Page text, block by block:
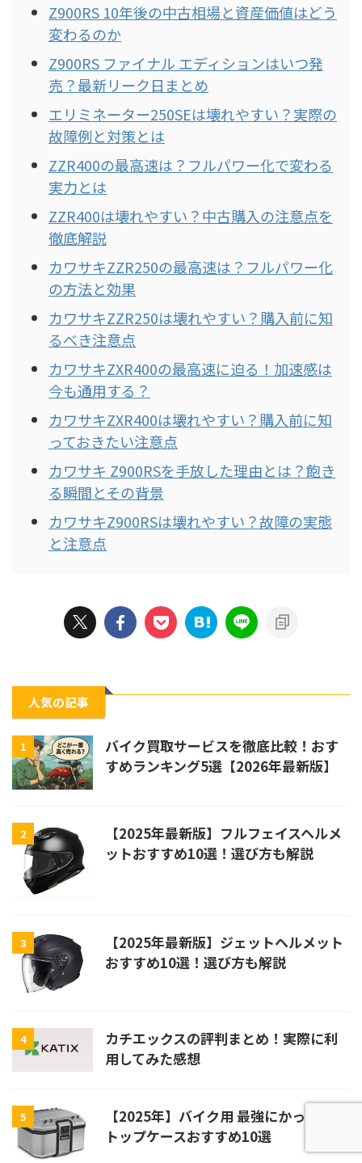
Z900RS 10年後の中古相場と資産価値はどう
変わるのか
Z900RS ファイナル エディションはいつ発
売？最新リーク日まとめ
エリミネーター250SEは壊れやすい？実際の
故障例と対策とは
ZZR400の最高速は？フルパワー化で変わる
実力とは
ZZR400は壊れやすい？中古購入の注意点を
徹底解説
カワサキZZR250の最高速は？フルパワー化
の方法と効果
カワサキZZR250は壊れやすい？購入前に知
るべき注意点
カワサキZXR400の最高速に迫る！加速感は
今も通用する？
カワサキZXR400は壊れやすい？購入前に知
っておきたい注意点
カワサキ Z900RSを手放した理由とは？飽き
る瞬間とその背景
カワサキZ900RSは壊れやすい？故障の実態
と注意点
人気の記事
1
バイク買取サービスを徹底比較！おす
すめランキング5選【2026年最新版】
2
【2025年最新版】フルフェイスヘルメ
ットおすすめ10選！選び方も解説
3
【2025年最新版】ジェットヘルメット
おすすめ10選！選び方も解説
4
カチエックスの評判まとめ！実際に利
用してみた感想
5
【2025年】バイク用 最強にかっこいい
トップケースおすすめ10選